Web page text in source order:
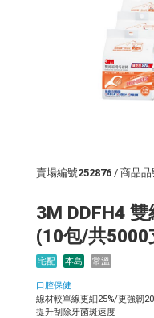
賣場編號252876 / 商品品
3M DDFH4
(10包/共5000
宅配 本島 常溫
口腔保健
線材較單線更細25%/更強韌
提升刮除牙菌斑速度